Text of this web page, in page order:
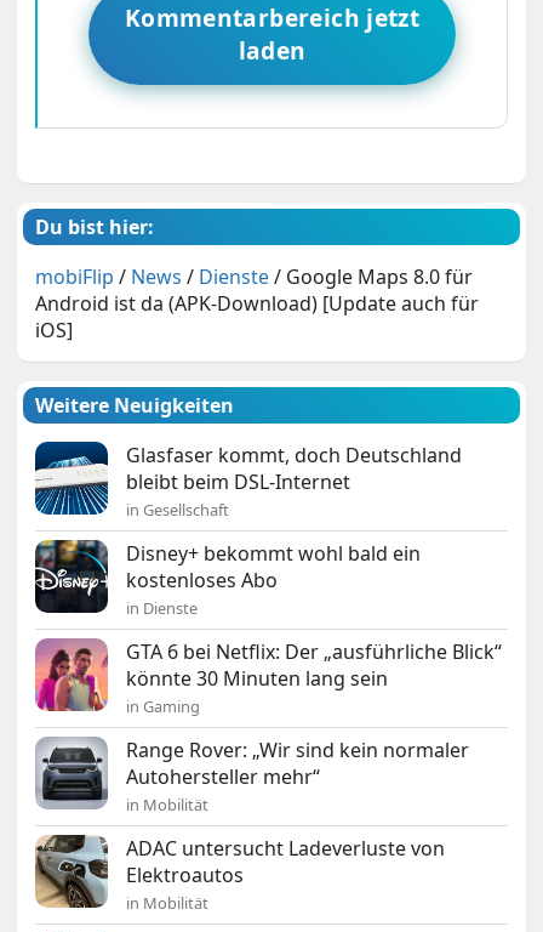
Kommentarbereich jetzt
laden
Du bist hier:
mobiFlip / News / Dienste/ Google Maps 8.0 für
Android ist da (APK-Download) [Update auch für
iOS]
Weitere Neuigkeiten
Glasfaser kommt, doch Deutschland
bleibt beim DSL-Internet
in Gesellschaft
Disney+ bekommt wohl bald ein
kostenloses Abo
in Dienste
GTA 6 bei Netflix: Der „ausführliche Blick“
könnte 30 Minuten lang sein
in Gaming
Range Rover: „Wir sind kein normaler
Autohersteller mehr“
in Mobilität
ADAC untersucht Ladeverluste von
Elektroautos
in Mobilität